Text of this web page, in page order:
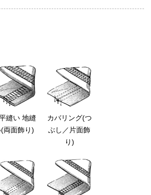
縫い 地縫
(両面飾り)
カバリング(つ
ぶし／片面飾
り)